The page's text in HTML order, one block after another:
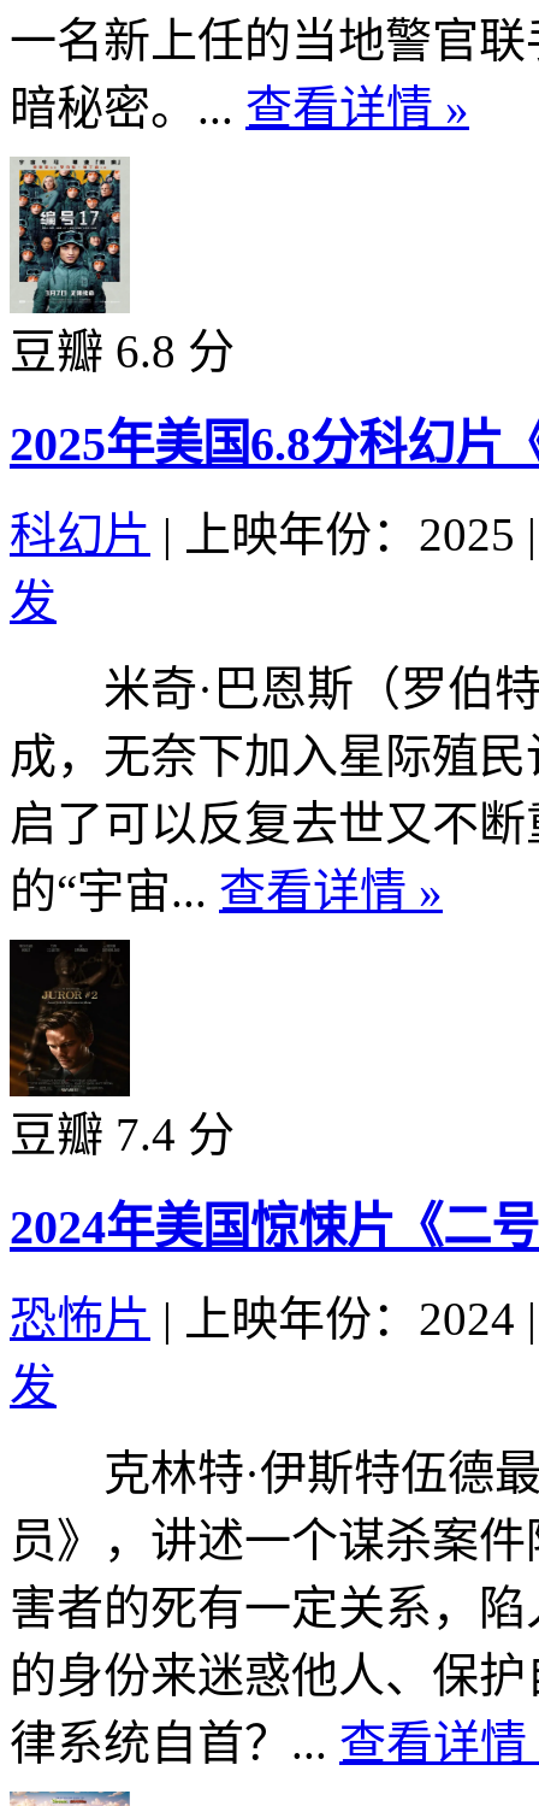
一名新上任的当地警官
暗秘密。... 查看详情 »
豆瓣 6.8 分
2025年美国6.8分科幻片
科幻片 | 上映年份：2025 |
发
米奇·巴恩斯（罗伯特
成，无奈下加入星际殖
启了可以反复去世又不
的“宇宙... 查看详情 »
豆瓣 7.4 分
2024年美国惊悚片《二
恐怖片 | 上映年份：2024 |
发
克林特·伊斯特伍德最
员》，讲述一个谋杀案
害者的死有一定关系，
的身份来迷惑他人、保
律系统自首？... 查看详情